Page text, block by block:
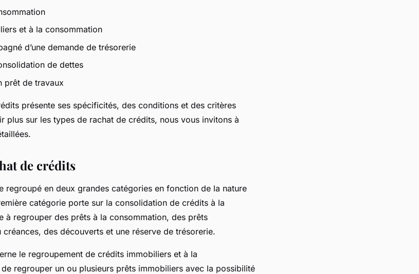
et à la consommation
d’une demande de trésorerie
de dettes
prêt de travaux
présente ses spécificités, des conditions et des critères
plus sur les types de rachat de crédits, nous vous invitons à
de crédits
regroupé en deux grandes catégories en fonction de la nature
catégorie porte sur la consolidation de crédits à la
à regrouper des prêts à la consommation, des prêts
des découverts et une réserve de trésorerie.
le regroupement de crédits immobiliers et à la
regrouper un ou plusieurs prêts immobiliers avec la possibilité